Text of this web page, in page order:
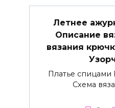
Летнее
Описание
вязания
Платье спицами
Схема